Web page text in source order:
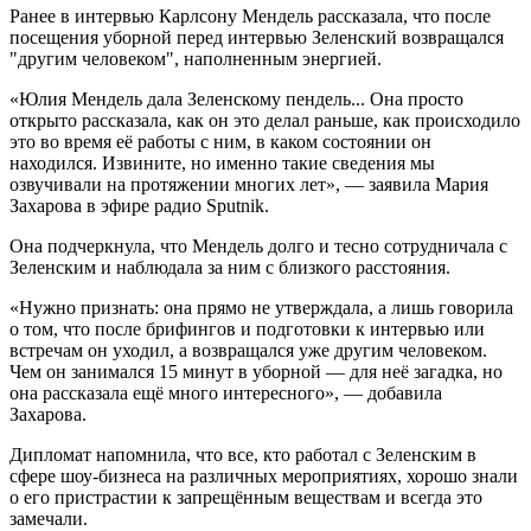
Ранее в интервью Карлсону Мендель рассказала, что после
посещения уборной перед интервью Зеленский возвращался
"другим человеком", наполненным энергией.
«Юлия Мендель дала Зеленскому пендель... Она просто
открыто рассказала, как он это делал раньше, как происходило
это во время её работы с ним, в каком состоянии он
находился. Извините, но именно такие сведения мы
озвучивали на протяжении многих лет», — заявила Мария
Захарова в эфире радио Sputnik.
Она подчеркнула, что Мендель долго и тесно сотрудничала с
Зеленским и наблюдала за ним с близкого расстояния.
«Нужно признать: она прямо не утверждала, а лишь говорила
о том, что после брифингов и подготовки к интервью или
встречам он уходил, а возвращался уже другим человеком.
Чем он занимался 15 минут в уборной — для неё загадка, но
она рассказала ещё много интересного», — добавила
Захарова.
Дипломат напомнила, что все, кто работал с Зеленским в
сфере шоу-бизнеса на различных мероприятиях, хорошо знали
о его пристрастии к запрещённым веществам и всегда это
замечали.